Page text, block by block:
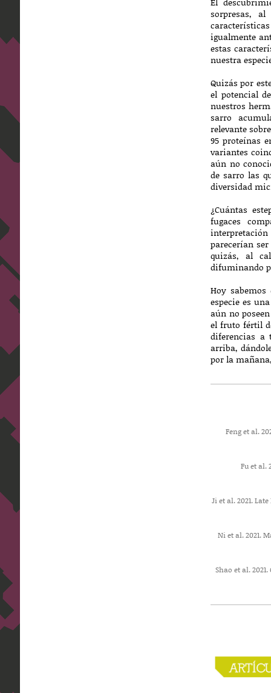
sorpresas,
igualmente
estas
nuestra
Quizás por
el potencial
nuestros
sarro
relevante
95 proteínas
variantes
aún no
de sarro las
diversidad
¿Cuántas
fugaces
parecerían
quizás, al
difuminando
Hoy
especie es
aún no
el fruto fértil
diferencias a
arriba,
por la
Feng et al.
Fu et al.
Ji et al. 2021.
Ni et al. 2021.
Shao et al.